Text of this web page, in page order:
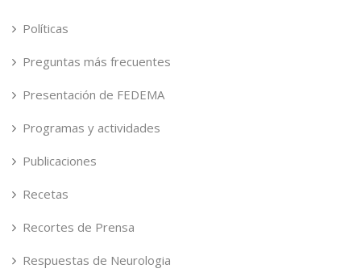
Políticas
Preguntas más frecuentes
Presentación de FEDEMA
Programas y actividades
Publicaciones
Recetas
Recortes de Prensa
Respuestas de Neurologia